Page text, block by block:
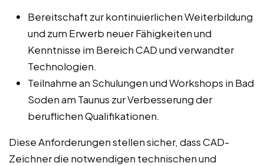
Bereitschaft zur kontinuierlichen Weiterbildung
und zum Erwerb neuer Fähigkeiten und
Kenntnisse im Bereich CAD und verwandter
Technologien.
Teilnahme an Schulungen und Workshops in Bad
Soden am Taunus zur Verbesserung der
beruflichen Qualifikationen.
Diese Anforderungen stellen sicher, dass CAD-
Zeichner die notwendigen technischen und